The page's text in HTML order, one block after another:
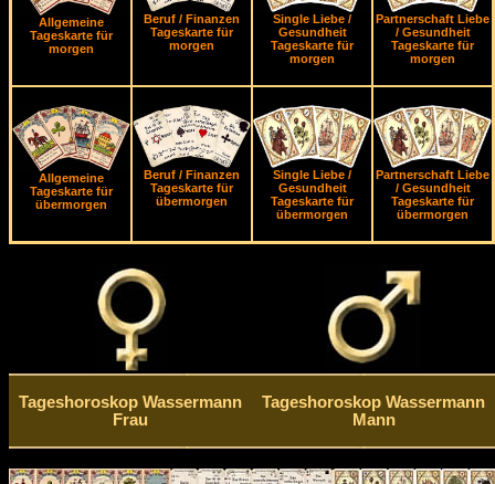
Allgemeine
Tageskarte für
morgen
Beruf / Finanzen
Tageskarte für
morgen
Single Liebe /
Gesundheit
Tageskarte für
morgen
Partnerschaft Liebe
/ Gesundheit
Tageskarte für
morgen
Allgemeine
Tageskarte für
übermorgen
Beruf / Finanzen
Tageskarte für
übermorgen
Single Liebe /
Gesundheit
Tageskarte für
übermorgen
Partnerschaft Liebe
/ Gesundheit
Tageskarte für
übermorgen
Tageshoroskop Wassermann
Frau
Tageshoroskop Wassermann
Mann